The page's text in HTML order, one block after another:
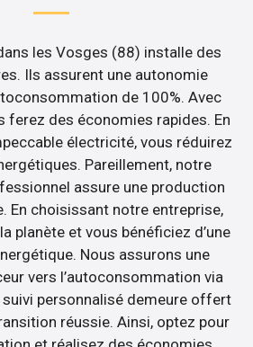
les Vosges (88) installe des
Ils assurent une autonomie
de 100%. Avec
ferez des économies rapides. En
électricité, vous réduirez
Pareillement, notre
assure une production
En choisissant notre entreprise,
planète et vous bénéficiez d’une
Nous assurons une
vers l’autoconsommation via
suivi personnalisé demeure offert
réussie. Ainsi, optez pour